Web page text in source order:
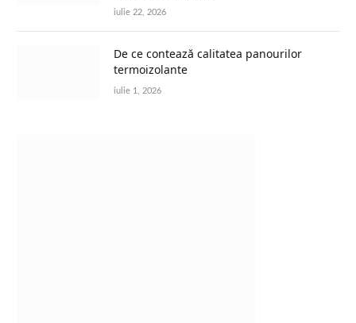
iulie 22, 2026
De ce contează calitatea panourilor
termoizolante
iulie 1, 2026